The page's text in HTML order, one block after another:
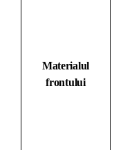
Materialul
frontului